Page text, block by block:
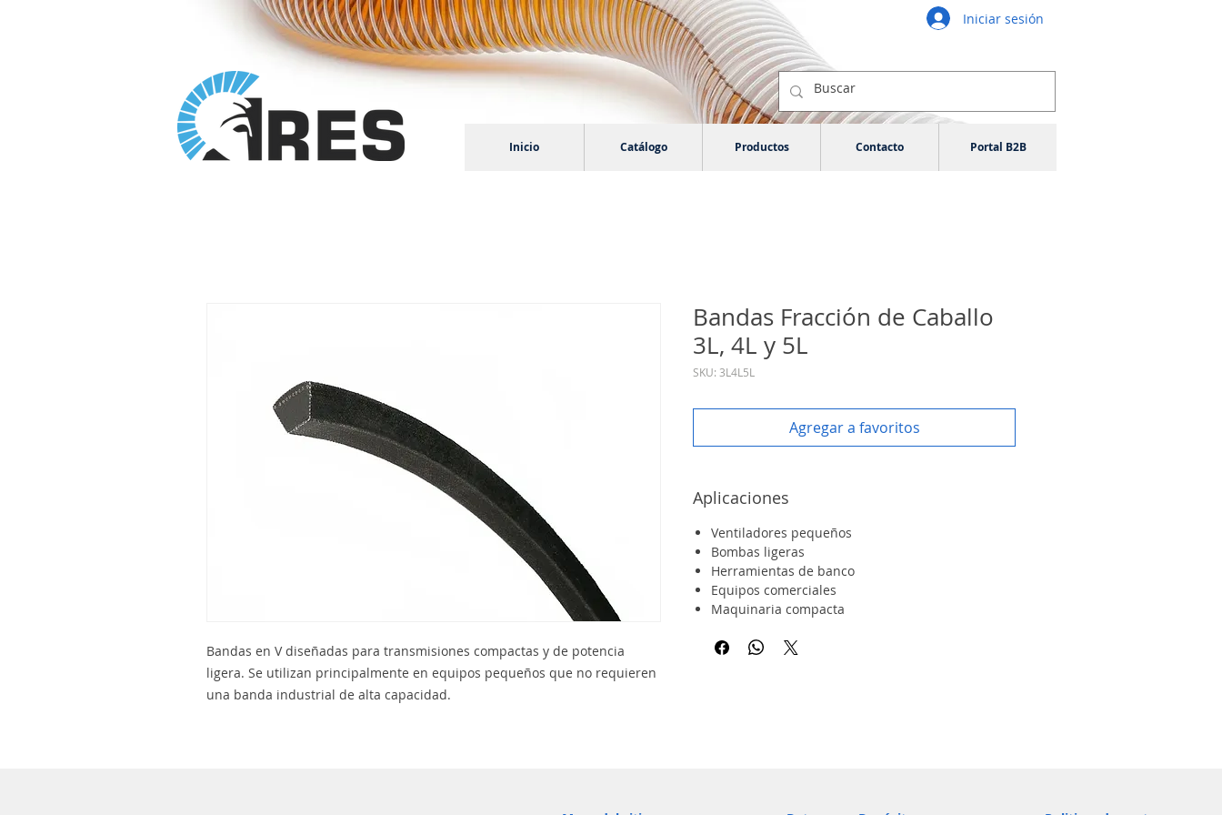
Iniciar sesión
Inicio Catálogo Productos Contacto Portal B2B
Bandas en V diseñadas para transmisiones compactas y de potencia
ligera. Se utilizan principalmente en equipos pequeños que no requieren
una banda industrial de alta capacidad.
Bandas Fracción de Caballo
3L, 4L y 5L
SKU: 3L4L5L
Agregar a favoritos
Aplicaciones
Ventiladores pequeños
Bombas ligeras
Herramientas de banco
Equipos comerciales
Maquinaria compacta